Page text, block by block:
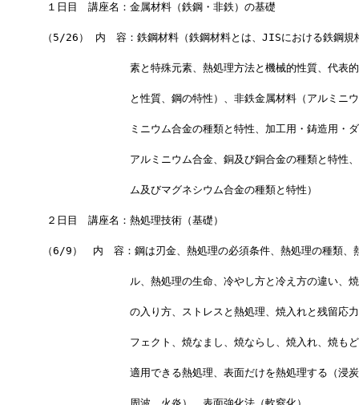
１日目　講座名：金属材料（鉄鋼・非鉄）の基礎
（5/26） 内　容：鉄鋼材料（鉄鋼材料とは、JISにおける鉄鋼規
素と特殊元素、熱処理方法と機械的性質、代表的
と性質、鋼の特性）、非鉄金属材料（アルミニウ
ミニウム合金の種類と特性、加工用・鋳造用・ダ
アルミニウム合金、銅及び銅合金の種類と特性、
ム及びマグネシウム合金の種類と特性）
２日目　講座名：熱処理技術（基礎）
（6/9）　内　容：鋼は刃金、熱処理の必須条件、熱処理の種類、
ル、熱処理の生命、冷やし方と冷え方の違い、焼
の入り方、ストレスと熱処理、焼入れと残留応力
フェクト、焼なまし、焼ならし、焼入れ、焼もど
適用できる熱処理、表面だけを熱処理する（浸炭